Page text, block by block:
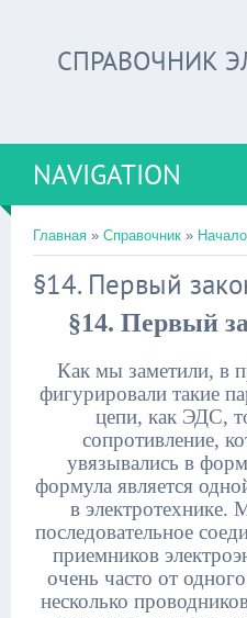
СПРАВОЧНИК
NAVIGATION
Главная » Справочник »
§14. Первый
§14. Первый
Как мы заметили, в
фигурировали такие
цепи, как ЭДС,
сопротивление,
увязывались в
формула является
в электротехнике.
последовательное
приемников
очень часто от
несколько